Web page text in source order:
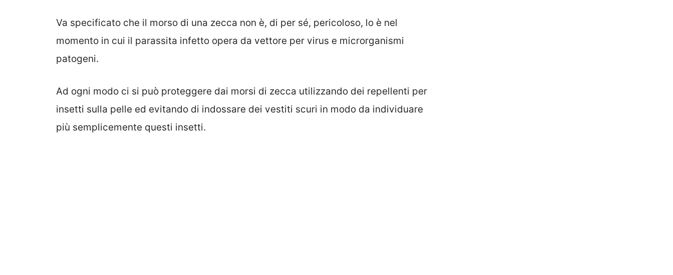
Va specificato che il morso di una zecca non è, di per sé, pericoloso, lo è nel
momento in cui il parassita infetto opera da vettore per virus e microrganismi
patogeni.
Ad ogni modo ci si può proteggere dai morsi di zecca utilizzando dei repellenti per
insetti sulla pelle ed evitando di indossare dei vestiti scuri in modo da individuare
più semplicemente questi insetti.